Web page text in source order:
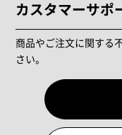
カスタマーサポ
商品やご注文に関する
さい。